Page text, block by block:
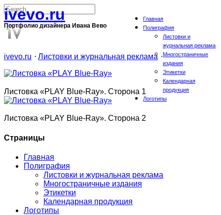
ivevo.ru
Портфолио дизайнера Ивана Вево
Главная
Полиграфия
Листовки и
журнальная реклама
Многостраничные
издания
Этикетки
Календарная
продукция
Логотипы
ivevo.ru ⋅ Листовки и журнальная реклама ⋅
Листовка «PLAY Blue-Ray». Сторона 1
Листовка «PLAY Blue-Ray». Сторона 2
Страницы
Главная
Полиграфия
Листовки и журнальная реклама
Многостраничные издания
Этикетки
Календарная продукция
Логотипы